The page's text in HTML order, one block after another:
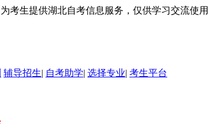
考生提供湖北自考信息服务，仅供学习交流使
辅导招生| 自考助学| 选择专业| 考生平台